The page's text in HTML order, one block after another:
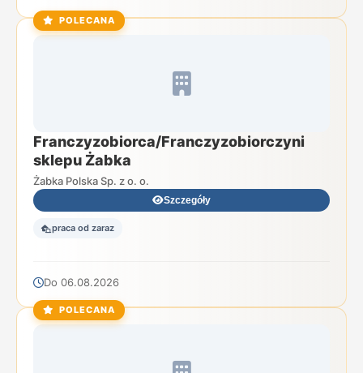
POLECANA
Franczyzobiorca/Franczyzobiorczyni
sklepu Żabka
Żabka Polska Sp. z o. o.
Szczegóły
praca od zaraz
Do 06.08.2026
POLECANA